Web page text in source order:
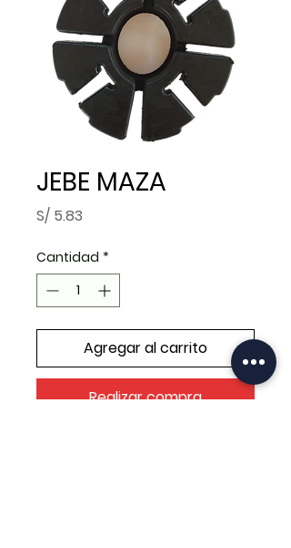
JEBE MAZA
S/ 5.83
Cantidad *
Agregar al carrito
Realizar compra